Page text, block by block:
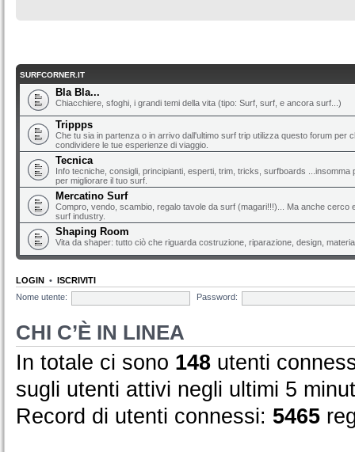
SURFCORNER.IT
Bla Bla...
Chiacchiere, sfoghi, i grandi temi della vita (tipo: Surf, surf, e ancora surf...)
Trippps
Che tu sia in partenza o in arrivo dall'ultimo surf trip utilizza questo forum per
condividere le tue esperienze di viaggio.
Tecnica
Info tecniche, consigli, principianti, esperti, trim, tricks, surfboards ...insomma
per migliorare il tuo surf.
Mercatino Surf
Compro, vendo, scambio, regalo tavole da surf (magari!!!)... Ma anche cerco
surf industry.
Shaping Room
Vita da shaper: tutto ciò che riguarda costruzione, riparazione, design,
LOGIN • ISCRIVITI
Nome utente:
Password:
CHI C’È IN LINEA
In totale ci sono 148 utenti
sugli utenti attivi negli ultimi 5
Record di utenti connessi: 5465